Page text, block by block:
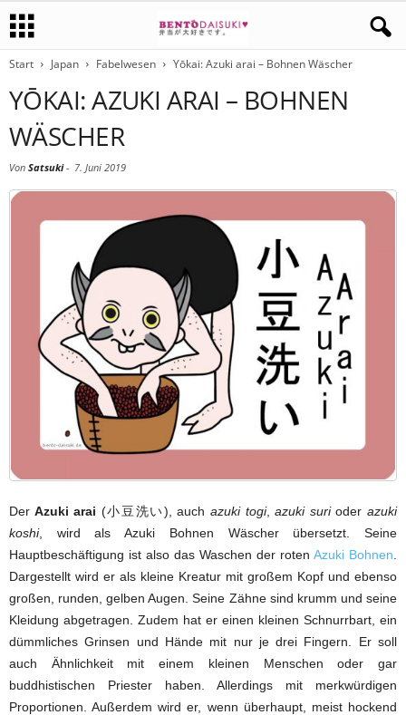
Start Japan Fabelwesen Yōkai: Azuki arai – Bohnen Wäscher
YŌKAI: AZUKI ARAI – BOHNEN
WÄSCHER
Von Satsuki- 7. Juni 2019
Der Azuki arai (小豆洗い), auchazuki togi,azuki surioderazuki
koshi, wird als Azuki Bohnen Wäscher übersetzt. Seine
Hauptbeschäftigung ist also das Waschen der roten Azuki Bohnen
Dargestellt wird er als kleine Kreatur mit großem Kopf und ebenso
großen, runden, gelben Augen. Seine Zähne sind krumm und seine
Kleidung abgetragen. Zudem hat er einen kleinen Schnurrbart, ein
dümmliches Grinsen und Hände mit nur je drei Fingern. Er soll
auch Ähnlichkeit mit einem kleinen Menschen oder gar
buddhistischen Priester haben. Allerdings mit merkwürdigen
Proportionen. Außerdem wird er, wenn überhaupt, meist hockend